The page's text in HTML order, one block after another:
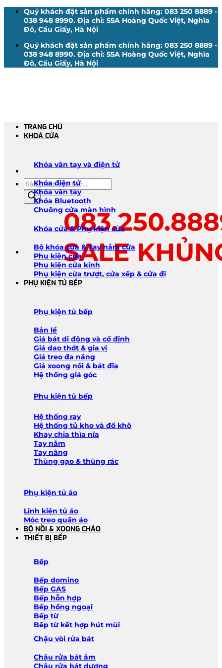
Quý khách đặt sản phẩm chính hãng: 083 250 8889 -
038 948 8990. Địa chỉ: 55A Hoàng Quốc Việt, Nghĩa
Đô, Cầu Giấy, Hà Nội
Quý khách đặt sản phẩm chính hãng: 083 250 8889 -
038 948 8990. Địa chỉ: 55A Hoàng Quốc Việt, Nghĩa
Đô, Cầu Giấy, Hà Nội
Tìm
kiếm
sản
phẩm
SALE
TRANG CHỦ
KHOÁ CỬA
Khóa vân tay và điện tử
Khóa điện tử
Khóa vân tay
Khóa Bluetooth
Chuông cửa màn hình
Khóa cửa & Phụ kiện cửa
Bộ khóa cửa & Tay nắm cửa
Phụ kiện cửa
Phụ kiện cửa kính
Phụ kiện cửa trượt, cửa xếp & cửa đi
PHỤ KIỆN TỦ BẾP
Phụ kiện tủ bếp
Bản lề
Giá bát di động và cố định
Giá dao thớt & gia vị
Giá treo đa năng
Giá xoong nồi & bát đĩa
Hệ thống giá góc
Phụ kiện tủ bếp
Hệ thống ray
Hệ thống tủ kho và đồ khô
Khay chia thìa nĩa
Tay nắm
Tay nâng
Thùng gạo & thùng rác
Phụ kiện tủ áo
Linh kiện tủ áo
Móc treo quần áo
BỘ NỒI & XOONG CHẢO
THIẾT BỊ BẾP
Bếp
Bếp domino
Bếp GAS
Bếp hỗn hợp
Bếp hồng ngoại
Bếp từ
Bếp từ kết hợp hút mùi
Chậu vòi rửa bát
Chậu rửa bát âm
Chậu rửa bát dương